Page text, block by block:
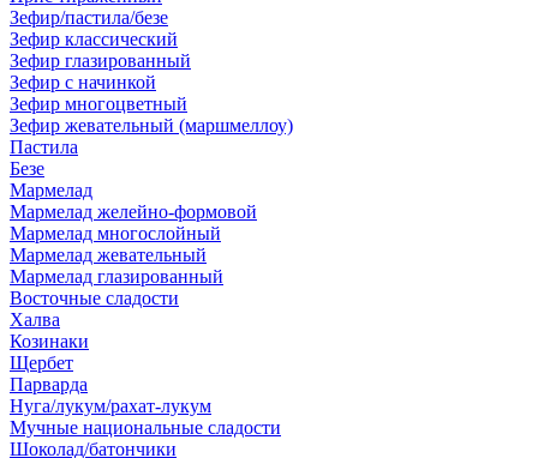
Зефир/пастила/безе
Зефир классический
Зефир глазированный
Зефир с начинкой
Зефир многоцветный
Зефир жевательный (маршмеллоу)
Пастила
Безе
Мармелад
Мармелад желейно-формовой
Мармелад многослойный
Мармелад жевательный
Мармелад глазированный
Восточные сладости
Халва
Козинаки
Щербет
Парварда
Нуга/лукум/рахат-лукум
Мучные национальные сладости
Шоколад/батончики